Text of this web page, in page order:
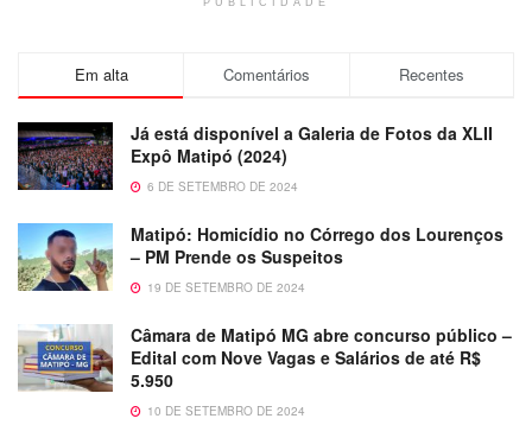
Em alta Comentários Recentes
Já está disponível a Galeria de Fotos da XLII
Expô Matipó (2024)
6 DE SETEMBRO DE 2024
Matipó: Homicídio no Córrego dos Lourenços
– PM Prende os Suspeitos
19 DE SETEMBRO DE 2024
Câmara de Matipó MG abre concurso público –
Edital com Nove Vagas e Salários de até R$
5.950
10 DE SETEMBRO DE 2024